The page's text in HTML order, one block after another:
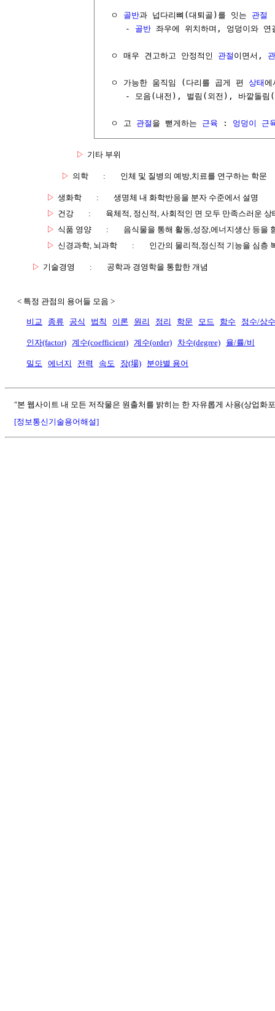
  ㅇ
골반과 넙다리뼈(대퇴골)를 잇는 관절
     -
골반 좌우에 위치하며, 엉덩이와
  ㅇ 매우 견고하고 안정적인
관절 이면서,
  ㅇ 가능한 움직임 (다리를 곱게 편
상태에
- 모음(내전), 벌림(외전), 바깥돌
  ㅇ 고
관절 을 뻗게하는 근육 : 엉덩이 근
▷ 기타 부위
▷ 의학 : 인체 및 질병의 예방,치료를 연구하는 학문
▷ 생화학 :
생명체 내 화학반응을 분자 수준에서 설명
▷ 건강 :
육체적, 정신적, 사회적인 면 모두 만족스러운 상
▷ 식품 영양 :
음식물을 통해 활동,성장,에너지생산 등을
▷ 신경과학, 뇌과학 : 인간의 물리적,정신적 기능을 심층
▷ 기술경영 : 공학과 경영학을 통합한 개념
< 특정 관점의 용어들 모음 >
비교 종류 공식 법칙 이론 원리 정리 학문 모드 함수 정수/상수
인자(factor) 계수(coefficient) 계수(order) 차수(degree) 율/률/비
밀도 에너지 전력 속도 장(場) 분야별 용어
"본 웹사이트 내 모든 저작물은 원출처를 밝히는 한 자유롭게 사용(상업화
[정보통신기술용어해설]